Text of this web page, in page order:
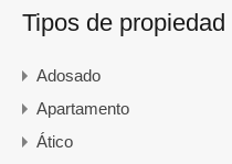
Tipos de propiedad
Adosado
Apartamento
Ático